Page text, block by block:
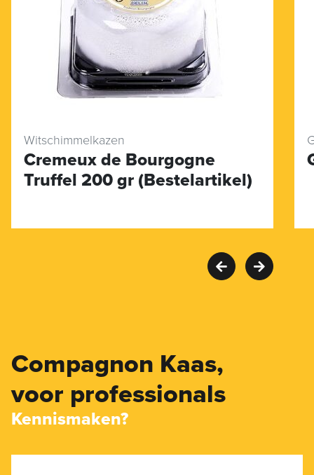
Witschimmelkazen
Cremeux de Bourgogne
Truffel 200 gr (Bestelartikel)
Compagnon Kaas,
voor professionals
Kennismaken?